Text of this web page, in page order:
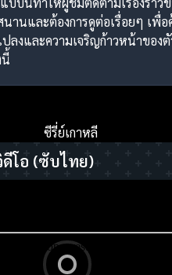
นานและต้องการดูต่อเรื่อยๆ เพื่
ลงและความเจริญก้าวหน้าของตั
นี้
ซีรี่ย์เกาหลี
โอ (ซับไทย)